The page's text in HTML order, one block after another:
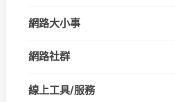
網路大小事
網路社群
線上工具/服務